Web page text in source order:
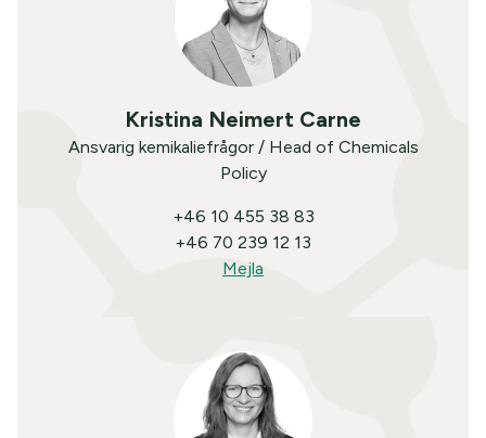
Kristina Neimert Carne
Ansvarig kemikaliefrågor / Head of Chemicals
Policy
+46 10 455 38 83
+46 70 239 12 13
Mejla